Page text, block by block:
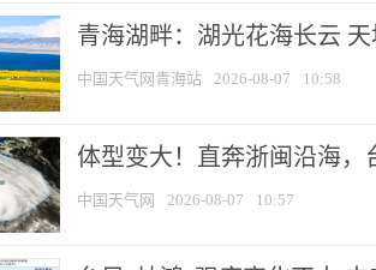
青海湖畔：湖光花海长云
中国天气网青海站 2026-08-07 10:58
体型变大！直奔浙闽沿海，
中国天气网 2026-08-07 10:57